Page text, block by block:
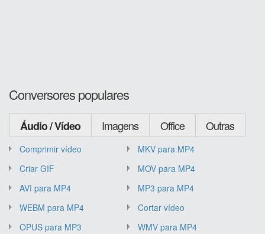
Conversores populares
Áudio / Vídeo Imagens Office Outras
Comprimir vídeo
MKV para MP4
Criar GIF
MOV para MP4
AVI para MP4
MP3 para MP4
WEBM para MP4
Cortar vídeo
OPUS para MP3
WMV para MP4